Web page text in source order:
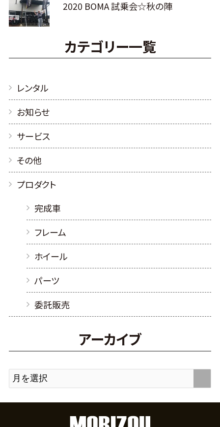
2020 BOMA 試乗会☆秋の陣
カテゴリー一覧
レンタル
お知らせ
サービス
その他
プロダクト
完成車
フレーム
ホイール
パーツ
委託販売
アーカイブ